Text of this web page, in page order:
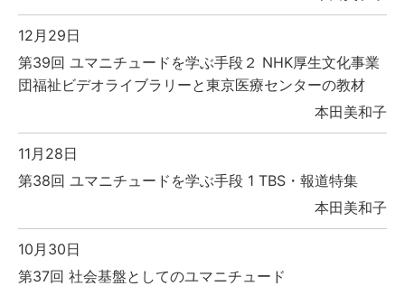
12月29日
第39回 ユマニチュードを学ぶ手段２ NHK厚生文化事業
団福祉ビデオライブラリーと東京医療センターの教材
本田美和子
11月28日
第38回 ユマニチュードを学ぶ手段 1 TBS・報道特集
本田美和子
10月30日
第37回 社会基盤としてのユマニチュード